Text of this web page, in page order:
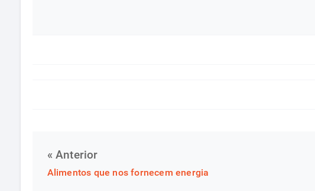
« Anterior
Alimentos que nos fornecem energia